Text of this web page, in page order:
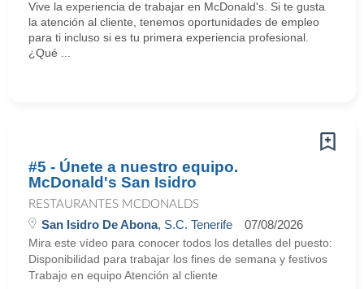
Vive la experiencia de trabajar en McDonald's. Si te gusta
la atención al cliente, tenemos oportunidades de empleo
para ti incluso si es tu primera experiencia profesional.
¿Qué ...
#5 - Únete a nuestro equipo.
McDonald's San Isidro
RESTAURANTES MCDONALDS
San Isidro De Abona, S.C. Tenerife 07/08/2026
Mira este vídeo para conocer todos los detalles del puesto:
Disponibilidad para trabajar los fines de semana y festivos
Trabajo en equipo Atención al cliente